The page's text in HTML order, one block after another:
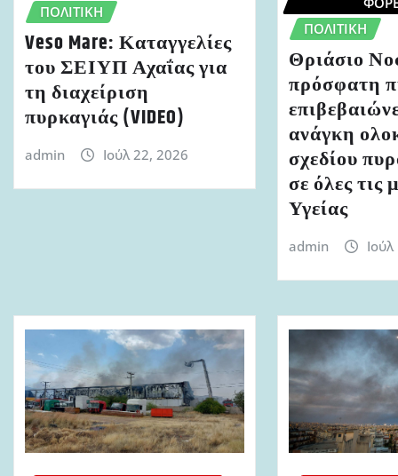
ΠΟΛΙΤΙΚΉ
Veso Mare: Καταγγελίες
του ΣΕΙΥΠ Αχαΐας για
τη διαχείριση
πυρκαγιάς (VIDEO)
admin Ιούλ 22, 2026
ΠΟΛΙΤΙΚΉ
Θριάσιο
πρόσφατη
ανάγκη
σχεδίου
σε όλες τις
Υγείας
admin